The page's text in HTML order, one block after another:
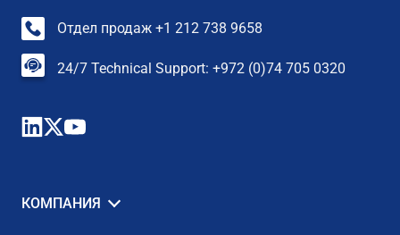
Отдел продаж +1 212 738 9658
24/7 Technical Support: +972 (0)74 705 0320
КОМПАНИЯ